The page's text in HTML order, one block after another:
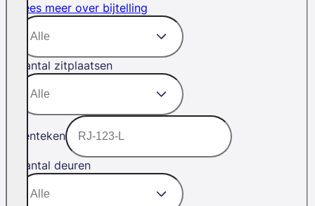
Lees meer over bijtelling
Aantal zitplaatsen
Kenteken
Aantal deuren